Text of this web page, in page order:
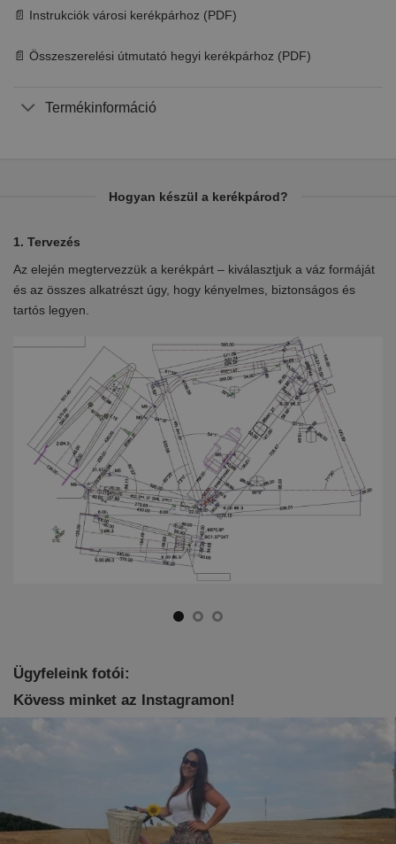
📄 Instrukciók városi kerékpárhoz (PDF)
📄 Összeszerelési útmutató hegyi kerékpárhoz (PDF)
Termékinformáció
Hogyan készül a kerékpárod?
1. Tervezés
Az elején megtervezzük a kerékpárt – kiválasztjuk a váz formáját
és az összes alkatrészt úgy, hogy kényelmes, biztonságos és
tartós legyen.
Ügyfeleink fotói:
Kövess minket az Instagramon!